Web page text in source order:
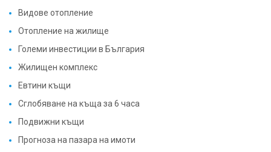
Видове отопление
Отопление на жилище
Големи инвестиции в България
Жилищен комплекс
Евтини къщи
Сглобяване на къща за 6 часа
Подвижни къщи
Прогноза на пазара на имоти